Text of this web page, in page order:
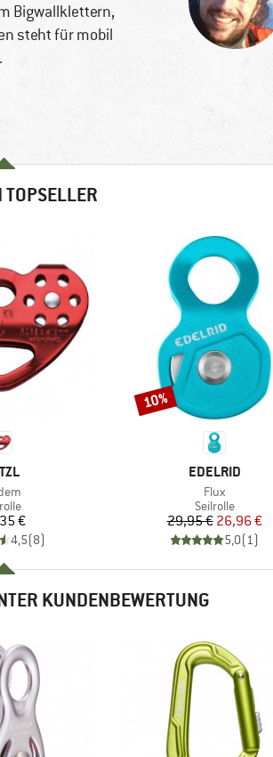
Bigwallklettern,
steht für mobil
Preis
€
4,5(8)
MARKE
EDELRID
Artikel
Flux
Produktgruppe
Seilrolle
Preis
29,95 € 26,96 €
5,0(1)
Rabatt
10%
KUNDENBEWERTUNG